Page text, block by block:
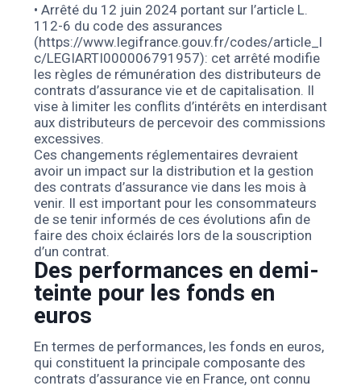
• Arrêté du 12 juin 2024 portant sur l’article L.
112-6 du code des assurances
(https://www.legifrance.gouv.fr/codes/article_l
c/LEGIARTI000006791957): cet arrêté modifie
les règles de rémunération des distributeurs de
contrats d’assurance vie et de capitalisation. Il
vise à limiter les conflits d’intérêts en interdisant
aux distributeurs de percevoir des commissions
excessives.
Ces changements réglementaires devraient
avoir un impact sur la distribution et la gestion
des contrats d’assurance vie dans les mois à
venir. Il est important pour les consommateurs
de se tenir informés de ces évolutions afin de
faire des choix éclairés lors de la souscription
d’un contrat.
Des performances en demi-
teinte pour les fonds en
euros
En termes de performances, les fonds en euros,
qui constituent la principale composante des
contrats d’assurance vie en France, ont connu